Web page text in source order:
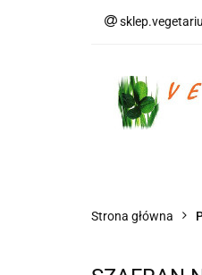
Strona główna